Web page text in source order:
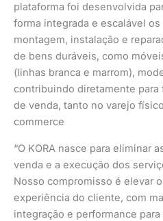
plataforma foi desenvolvida
forma integrada e escalável
montagem, instalação e
de bens duráveis, como
(linhas branca e marrom),
contribuindo diretamente para
de venda, tanto no varejo
commerce
“O KORA nasce para eliminar
venda e a execução dos
Nosso compromisso é elevar
experiência do cliente, com
integração e performance